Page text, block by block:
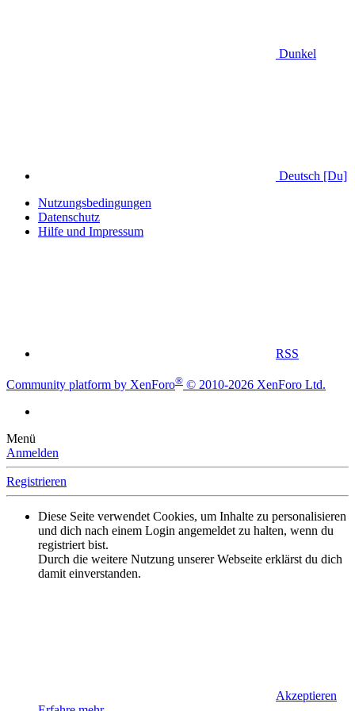
Dunkel
Deutsch [Du]
Nutzungsbedingungen
Datenschutz
Hilfe und Impressum
RSS
Community platform by XenForo® © 2010-2026 XenForo Ltd.
Menü
Anmelden
Registrieren
Diese Seite verwendet Cookies, um Inhalte zu personalisieren
und dich nach einem Login angemeldet zu halten, wenn du
registriert bist.
Durch die weitere Nutzung unserer Webseite erklärst du dich
damit einverstanden.
Akzeptieren